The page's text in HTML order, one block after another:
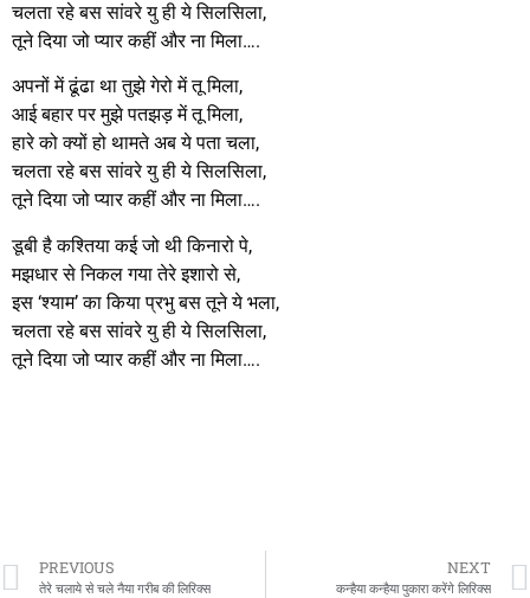
चलता रहे बस सांवरे यु ही ये सिलसिला,
तूने दिया जो प्यार कहीं और ना मिला….
अपनों में ढूंढा था तुझे गेरो में तू मिला,
आई बहार पर मुझे पतझड़ में तू मिला,
हारे को क्यों हो थामते अब ये पता चला,
चलता रहे बस सांवरे यु ही ये सिलसिला,
तूने दिया जो प्यार कहीं और ना मिला….
डूबी है कश्तिया कई जो थी किनारो पे,
मझधार से निकल गया तेरे इशारो से,
इस ‘श्याम’ का किया प्रभु बस तूने ये भला,
चलता रहे बस सांवरे यु ही ये सिलसिला,
तूने दिया जो प्यार कहीं और ना मिला….
PREVIOUS
तेरे चलाये से चले नैया गरीब की लिरिक्स
NEXT
कन्हैया कन्हैया पुकारा करेंगे लिरिक्स